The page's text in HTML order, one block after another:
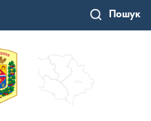
Пошук